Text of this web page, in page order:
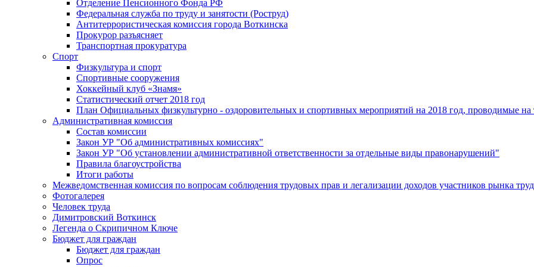
Отделение Пенсионного Фонда РФ
Федеральная служба по труду и занятости (Роструд)
Антитеррористическая комиссия города Воткинска
Прокурор разъясняет
Транспортная прокуратура
Спорт
Физкультура и спорт
Спортивные сооружения
Хоккейный клуб «Знамя»
Статистический отчет 2018 год
План Официальных физкультурно - оздоровительных и спортивных мероприятий на 2018 год, проводимые
Административная комиссия
Состав комиссии
Закон УР "Об административных комиссиях"
Закон УР "Об установлении административной ответственности за отдельные виды правонарушений"
Правила благоустройства
Итоги работы
Межведомственная комиссия по вопросам соблюдения трудовых прав и легализации доходов участников рынка
Фотогалерея
Человек труда
Димитровский Воткинск
Легенда о Скрипичном Ключе
Бюджет для граждан
Бюджет для граждан
Опрос